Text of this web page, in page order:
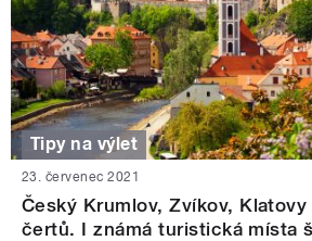
Tipy na výlet
23. červenec 2021
Český Krumlov, Zvíkov, Klatovy
čertů. I známá turistická místa